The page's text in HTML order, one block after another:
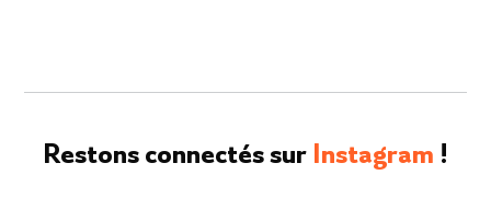
Restons connectés sur Instagram !